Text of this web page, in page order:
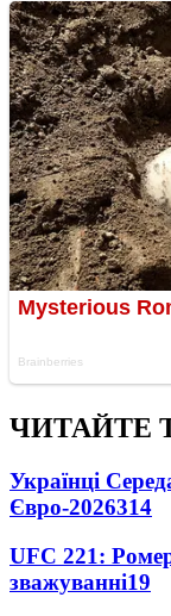
ЧИТАЙТЕ
Українці
Євро-2026314
UFC 221:
зважуванні19